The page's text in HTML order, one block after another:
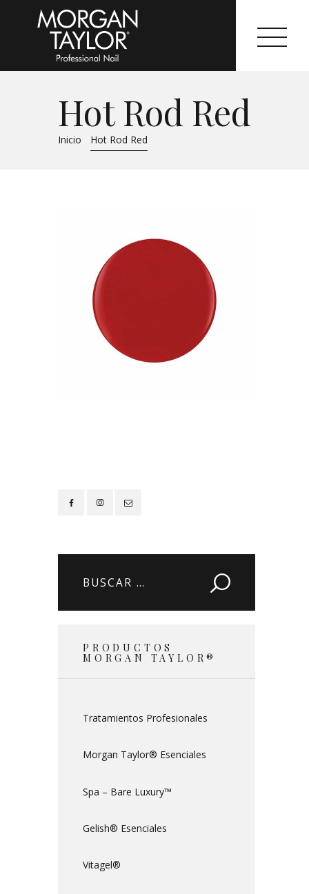
Hot Rod Red
Inicio Hot Rod Red
Morgan Taylor®
Sistemas Profesionales
Colecciones
Tutoriales
Contacto
Buscar:
PRODUCTOS
MORGAN TAYLOR®
Tratamientos Profesionales
Morgan Taylor® Esenciales
Spa – Bare Luxury™
Gelish® Esenciales
Vitagel®